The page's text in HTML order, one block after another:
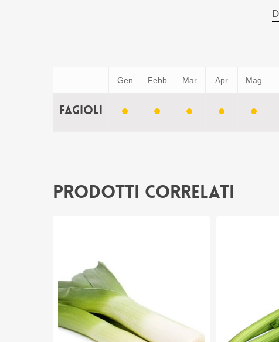
Gen Febb Mar Apr Mag
Fagioli
Prodotti correlati